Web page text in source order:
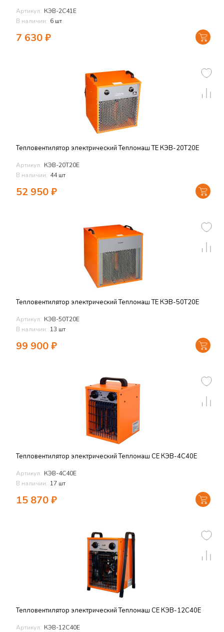
Артикул: КЭВ-2С41Е
В наличии: 6 шт
7 630₽
Тепловентилятор электрический Тепломаш TЕ КЭВ-20Т20Е
Артикул: КЭВ-20Т20Е
В наличии: 44 шт
52 950₽
Тепловентилятор электрический Тепломаш TЕ КЭВ-50Т20Е
Артикул: КЭВ-50Т20Е
В наличии: 13 шт
99 900₽
Тепловентилятор электрический Тепломаш СЕ КЭВ-4С40Е
Артикул: КЭВ-4С40Е
В наличии: 17 шт
15 870₽
Тепловентилятор электрический Тепломаш СЕ КЭВ-12С40Е
Артикул: КЭВ-12С40Е